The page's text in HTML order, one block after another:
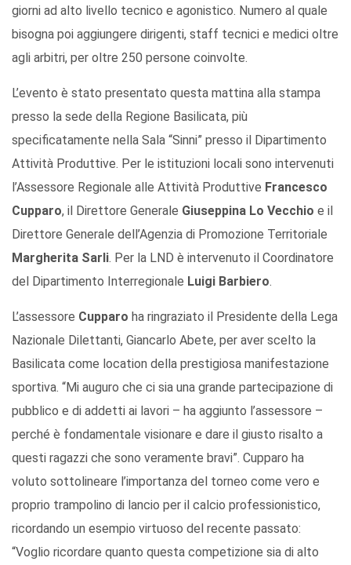
giorni ad alto livello tecnico e agonistico. Numero al quale
bisogna poi aggiungere dirigenti, staff tecnici e medici oltre
agli arbitri, per oltre 250 persone coinvolte.
L’evento è stato presentato questa mattina alla stampa
presso la sede della Regione Basilicata, più
specificatamente nella Sala “Sinni” presso il Dipartimento
Attività Produttive. Per le istituzioni locali sono intervenuti
l’Assessore Regionale alle Attività Produttive Francesco
Cupparo, il Direttore Generale Giuseppina Lo Vecchio e il
Direttore Generale dell’Agenzia di Promozione Territoriale
Margherita Sarli. Per la LND è intervenuto il Coordinatore
del Dipartimento Interregionale Luigi Barbiero.
L’assessore Cupparo ha ringraziato il Presidente della Lega
Nazionale Dilettanti, Giancarlo Abete, per aver scelto la
Basilicata come location della prestigiosa manifestazione
sportiva. “Mi auguro che ci sia una grande partecipazione di
pubblico e di addetti ai lavori – ha aggiunto l’assessore –
perché è fondamentale visionare e dare il giusto risalto a
questi ragazzi che sono veramente bravi”. Cupparo ha
voluto sottolineare l’importanza del torneo come vero e
proprio trampolino di lancio per il calcio professionistico,
ricordando un esempio virtuoso del recente passato:
“Voglio ricordare quanto questa competizione sia di alto